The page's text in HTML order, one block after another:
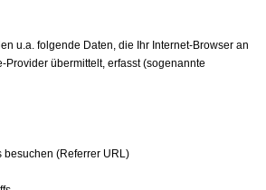
u.a. folgende Daten, die Ihr Internet-Browser an
Provider übermittelt, erfasst (sogenannte
besuchen (Referrer URL)